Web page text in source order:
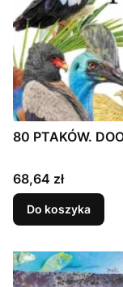
80 PTAKÓW.
Cena
68,64 zł
Do koszyka